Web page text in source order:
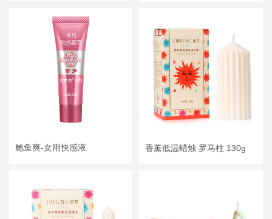
鲍鱼爽-女用快感液 香薰低温蜡烛 罗马柱 130g